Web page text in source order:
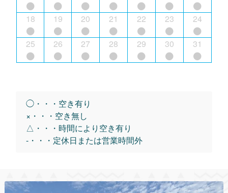
18 19 20 21 22 23 24
25 26 27 28 29 30 31
◯・・・空き有り
×・・・空き無し
△・・・時間により空き有り
-・・・定休日または営業時間外